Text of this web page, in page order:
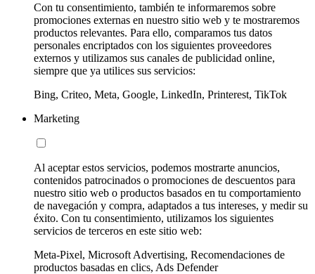
Con tu consentimiento, también te informaremos sobre
promociones externas en nuestro sitio web y te mostraremos
productos relevantes. Para ello, comparamos tus datos
personales encriptados con los siguientes proveedores
externos y utilizamos sus canales de publicidad online,
siempre que ya utilices sus servicios:
Bing, Criteo, Meta, Google, LinkedIn, Printerest, TikTok
Marketing
Al aceptar estos servicios, podemos mostrarte anuncios,
contenidos patrocinados o promociones de descuentos para
nuestro sitio web o productos basados en tu comportamiento
de navegación y compra, adaptados a tus intereses, y medir su
éxito. Con tu consentimiento, utilizamos los siguientes
servicios de terceros en este sitio web:
Meta-Pixel, Microsoft Advertising, Recomendaciones de
productos basadas en clics, Ads Defender